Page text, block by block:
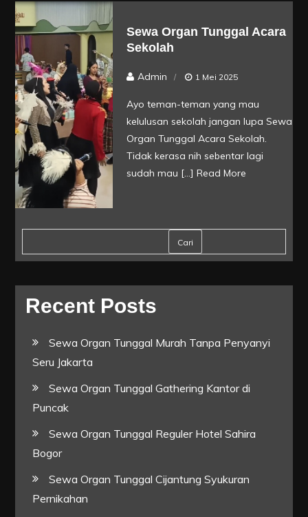
Sewa Organ Tunggal Acara
Sekolah
Admin 1 Mei 2025
Ayo teman-teman yang mau
kelulusan sekolah jangan lupa Sewa
Organ Tunggal Acara Sekolah.
Tidak kerasa nih sebentar lagi
sudah mau […] Read More
Cari
Recent Posts
Sewa Organ Tunggal Murah Tanpa Penyanyi
Seru Jakarta
Sewa Organ Tunggal Gathering Kantor di
Puncak
Sewa Organ Tunggal Reguler Hotel Sahira
Bogor
Sewa Organ Tunggal Cijantung Syukuran
Pernikahan